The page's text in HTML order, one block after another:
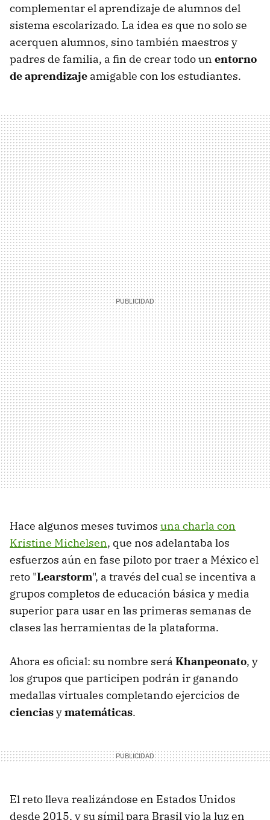
complementar el aprendizaje de alumnos del
sistema escolarizado. La idea es que no solo se
acerquen alumnos, sino también maestros y
padres de familia, a fin de crear todo un entorno
de aprendizaje amigable con los estudiantes.
Hace algunos meses tuvimos una charla con
Kristine Michelsen, que nos adelantaba los
esfuerzos aún en fase piloto por traer a México el
reto "Learstorm", a través del cual se incentiva a
grupos completos de educación básica y media
superior para usar en las primeras semanas de
clases las herramientas de la plataforma.
Ahora es oficial: su nombre será Khanpeonato, y
los grupos que participen podrán ir ganando
medallas virtuales completando ejercicios de
cienciasymatemáticas.
El reto lleva realizándose en Estados Unidos
desde 2015, y su símil para Brasil vio la luz en